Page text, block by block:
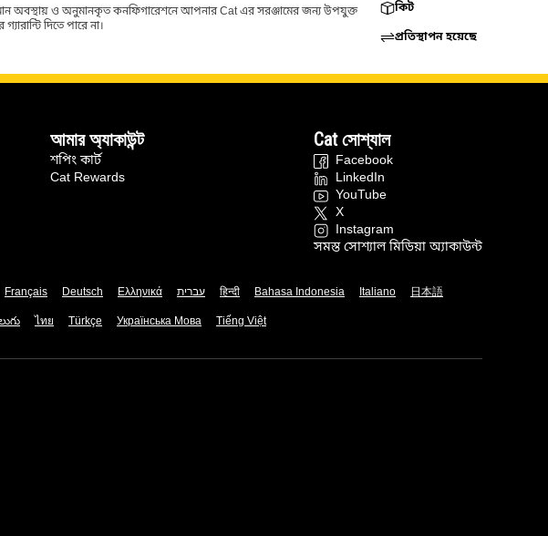
অবস্থায় ও অনুমানকৃত কনফিগারেশনে আপনার Cat এর সরঞ্জামের জন্য উপযুক্ত
দিতে পারে না।
কিট
প্রতিস্থাপন হয়েছে
আমার অ্যাকাউন্ট
শপিং কার্ট
Cat Rewards
Cat সোশ্যাল
Facebook
LinkedIn
YouTube
X
Instagram
সমস্ত সোশ্যাল মিডিয়া অ্যাকাউন্ট
Français Deutsch Ελληνικά עברית हिन्दी Bahasa Indonesia Italiano
日本語
ไทย Türkçe Українська Мова Tiếng Việt